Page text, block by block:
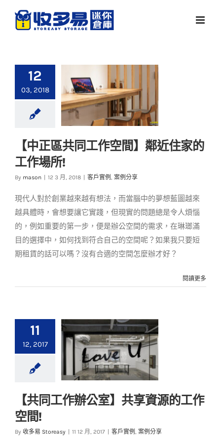
12
03, 2018
【中正區共同工作空
場所!
【中正區共同工作空間】鄰近住家的
工作場所!
By mason 12 3 月, 2018 客戶實例 , 案例分享
現代人對於創業越來越有想法，而當腦中的夢想藍圖越來
越具體時，會想要讓它實踐，但現實的問題總是令人煩惱
的，例如重要的第一步，便是辦公空間的需求，在琳瑯滿
目的選擇中，如何找到符合自己的空間呢？如果我只要短
期租賃的話可以嗎？沒有合適的空間怎麼辦才好？
閱讀更多
11
12, 2017
客戶實例 案例分享
【共同工作辦公室】共享資源的工作
空間!
By 收多易 Storeasy 11 12 月, 2017 客戶實例 , 案例分享